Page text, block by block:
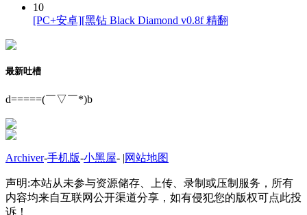
10
[PC+安卓][黑钻 Black Diamond v0.8f 精翻
最新吐槽
d=====(￣▽￣*)b
Archiver-手机版-小黑屋- |网站地图
声明:本站从未参与资源储存、上传、录制或压制服务，所有
内容均来自互联网公开渠道分享，如有侵犯您的版权可点此投
诉！